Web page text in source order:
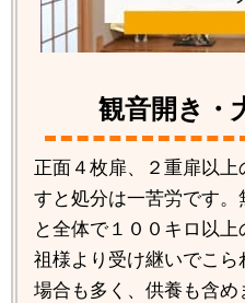
観音開き・
正面４枚扉、２重扉以上
すと処分は一苦労です
と全体で１００キロ以
祖様より受け継いでこ
場合も多く、供養も含